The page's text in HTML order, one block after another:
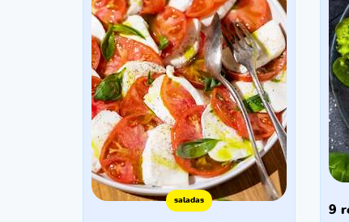
saladas
9 receitas de saladas cruas